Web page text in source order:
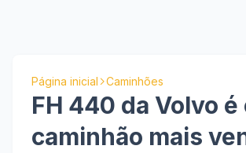
Página inicial Caminhões
FH 440 da Volvo é
caminhão mais